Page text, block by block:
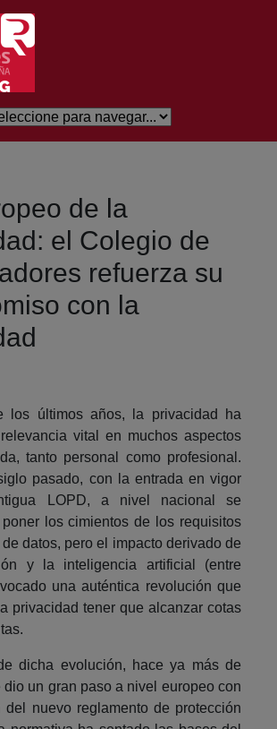
de la
el Colegio de
refuerza su
con la
los últimos años, la privacidad ha
vital en muchos aspectos
tanto personal como profesional.
pasado, con la entrada en vigor
LOPD, a nivel nacional se
los cimientos de los requisitos
datos, pero el impacto derivado de
y la inteligencia artificial (entre
una auténtica revolución que
privacidad tener que alcanzar cotas
dicha evolución, hace ya más de
un gran paso a nivel europeo con
del nuevo reglamento de protección